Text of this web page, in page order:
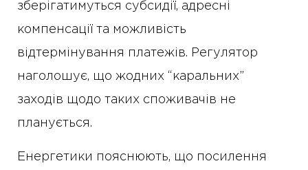
зберігатимуться субсидії, адресні
компенсації та можливість
відтермінування платежів. Регулятор
наголошує, що жодних “каральних”
заходів щодо таких споживачів не
планується.
Енергетики пояснюють, що посилення